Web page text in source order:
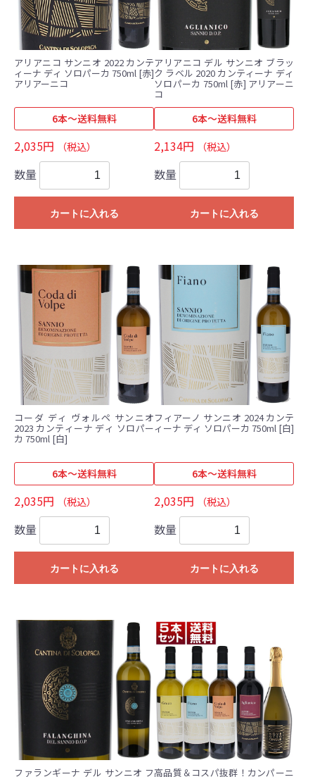
アリアニコ サンニオ 2022 カンテ
ィーナ ディ ソロパーカ 750ml [赤]
アリアーニコ
6本～送料無料
2,035円 （税込）
数量
カートに入れる
アリアニコ デル サンニオ ブラッ
ク ラベル 2020 カンティーナ ディ
ソロパーカ 750ml [赤] アリアーニ
コ
6本～送料無料
2,134円 （税込）
数量
カートに入れる
コーダ ディ ヴォルペ サンニオ
2023 カンティーナ ディ ソロパー
カ 750ml [白]
6本～送料無料
2,035円 （税込）
数量
カートに入れる
フィアーノ サンニオ 2024 カンテ
ィーナ ディ ソロパーカ 750ml [白]
6本～送料無料
2,035円 （税込）
数量
カートに入れる
ファランギーナ デル サンニオ フ高品質＆コスパ抜群！カンパーニ